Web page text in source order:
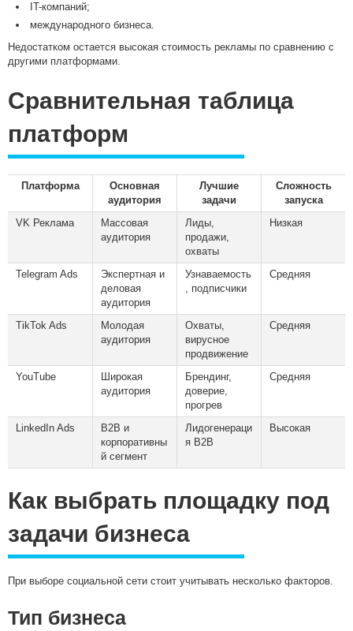
IT-компаний;
международного бизнеса.
Недостатком остается высокая стоимость рекламы по сравнению с
другими платформами.
Сравнительная таблица
платформ
Платформа
Основная
аудитория
Лучшие
задачи
Сложность
запуска
VK Реклама
Массовая
аудитория
Лиды,
продажи,
охваты
Низкая
Telegram Ads
Экспертная и
деловая
аудитория
Узнаваемость
, подписчики
Средняя
TikTok Ads
Молодая
аудитория
Охваты,
вирусное
продвижение
Средняя
YouTube
Широкая
аудитория
Брендинг,
доверие,
прогрев
Средняя
LinkedIn Ads
B2B и
корпоративны
й сегмент
Лидогенераци
я B2B
Высокая
Как выбрать площадку под
задачи бизнеса
При выборе социальной сети стоит учитывать несколько факторов.
Тип бизнеса